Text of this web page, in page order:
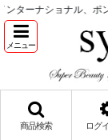
ョナル、ポンヌフ、
メニュー
商品検索 ログ